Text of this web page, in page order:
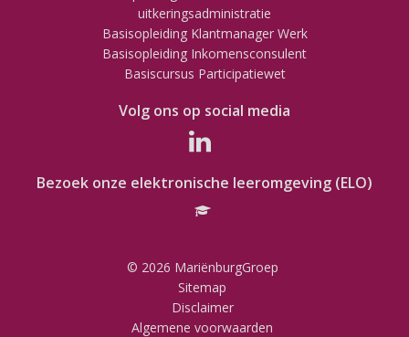
uitkeringsadministratie
Basisopleiding Klantmanager Werk
Basisopleiding Inkomensconsulent
Basiscursus Participatiewet
Volg ons op social media
Bezoek onze elektronische leeromgeving (ELO)
© 2026 MariënburgGroep
Sitemap
Disclaimer
Algemene voorwaarden